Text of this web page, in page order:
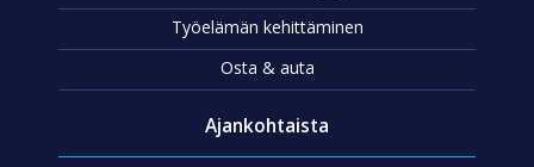
Työelämän kehittäminen
Osta & auta
Ajankohtaista